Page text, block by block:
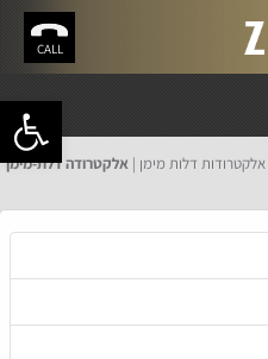
פתח
CALL
אלקטרודות דלות מימן אלקטרודה דלת-מימן